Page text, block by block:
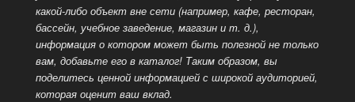
какой-либо объект вне сети (например, кафе, ресторан,
бассейн, учебное заведение, магазин и т. д.),
информация о котором может быть полезной не только
вам, добавьте его в каталог! Таким образом, вы
поделитесь ценной информацией с широкой аудиторией,
которая оценит ваш вклад.